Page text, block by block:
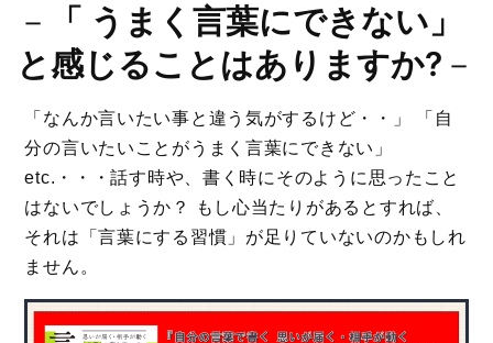
－
「 うまく言葉にできない」
と感じることはありますか? －
「なんか言いたい事と違う気がするけど・・」 「自
分の言いたいことがうまく言葉にできない」
etc.・・・話す時や、書く時にそのように思ったこと
はないでしょうか？ もし心当たりがあるとすれば、
それは「言葉にする習慣」が足りていないのかもしれ
ません。